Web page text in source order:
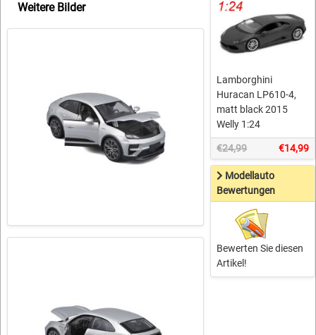
Weitere Bilder
Lamborghini
Huracan LP610-4,
matt black 2015
Welly 1:24
€24,99 €14,99
Modellauto
Bewertungen
Bewerten Sie diesen
Artikel!